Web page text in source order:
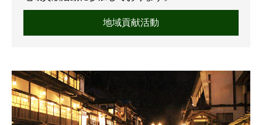
地域貢献活動